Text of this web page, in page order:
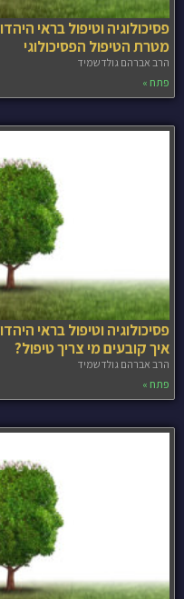
פסיכולוגיה וטיפול בראי
מטרת הטיפול הפסיכולוגי
הרב אברהם גולדשמיד
פתח »
פסיכולוגיה וטיפול בראי
איך קובעים מי צריך טיפול?
הרב אברהם גולדשמיד
פתח »